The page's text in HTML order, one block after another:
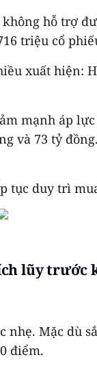
hỗ trợ
triệu cổ
xuất hiện:
mạnh áp
và 73 tỷ
tục duy trì
lũy trước
Mặc dù
điểm.